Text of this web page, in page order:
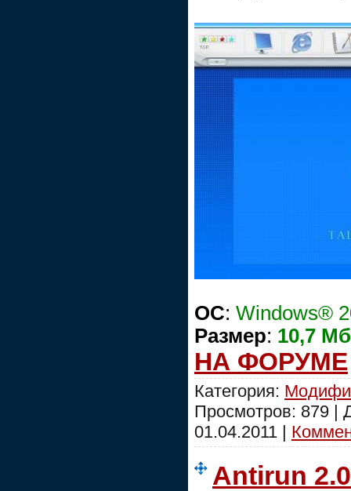
OC: Windows®
Размер: 10,7 Мб
НА ФОРУМЕ
Категория:
Просмотров: 879 |
01.04.2011 |
Antirun